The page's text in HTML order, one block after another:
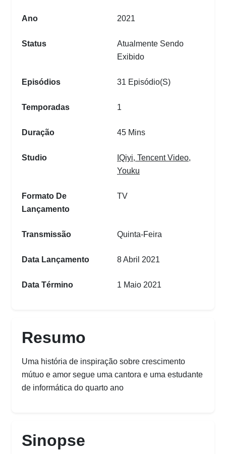
Ano 2021
Status
Atualmente Sendo
Exibido
Episódios 31 Episódio(s)
Temporadas 1
Duração 45 Mins
Studio IQiyi, Tencent Video,
Youku
Formato De
Lançamento
TV
Transmissão Quinta-Feira
Data Lançamento 8 Abril 2021
Data Término 1 Maio 2021
Resumo
Uma história de inspiração sobre crescimento
mútuo e amor segue uma cantora e uma estudante
de informática do quarto ano
Sinopse